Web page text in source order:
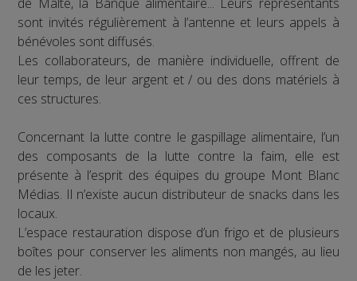
sont invités régulièrement à l’antenne et leurs appels à
bénévoles sont diffusés.
Les collaborateurs, de manière individuelle, offrent de
leur temps, de leur argent et / ou des dons matériels à
ces structures.
Concernant la lutte contre le gaspillage alimentaire, l’un
des composants de la lutte contre la faim, elle est
présente à l’esprit des équipes du groupe Mont Blanc
Médias. Il n’existe aucun distributeur de snacks dans les
locaux.
L’espace restauration dispose d’un frigo et de plusieurs
boîtes pour conserver les aliments non mangés, au lieu
de les jeter.